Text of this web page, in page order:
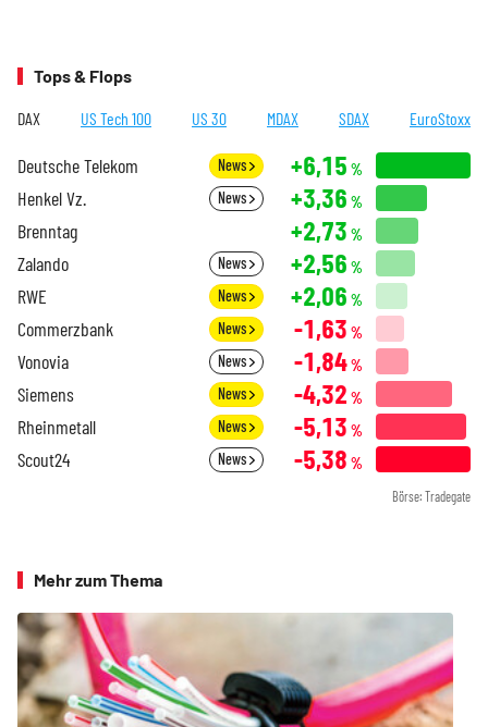
Tops & Flops
DAX US Tech 100 US 30 MDAX SDAX EuroStoxx
Deutsche Telekom News +6,15 %
Henkel Vz. News +3,36 %
Brenntag +2,73 %
Zalando News +2,56 %
RWE News +2,06 %
Commerzbank News -1,63 %
Vonovia News -1,84%
Siemens News -4,32 %
Rheinmetall News -5,13 %
Scout24 News -5,38 %
Börse: Tradegate
Mehr zum Thema